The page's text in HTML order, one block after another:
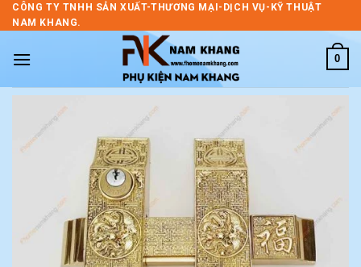
Skip
to
CÔNG TY TNHH SẢN XUẤT-THƯƠNG MẠI-DỊCH VỤ-KỸ THUẬT
NAM KHANG.
0